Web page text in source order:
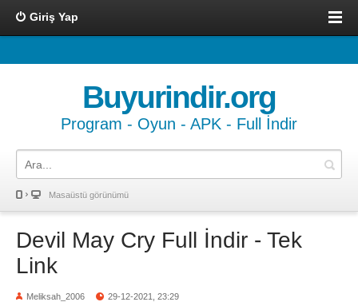
Giriş Yap
Buyurindir.org
Program - Oyun - APK - Full İndir
Masaüstü görünümü
Devil May Cry Full İndir - Tek
Link
Meliksah_2006 29-12-2021, 23:29